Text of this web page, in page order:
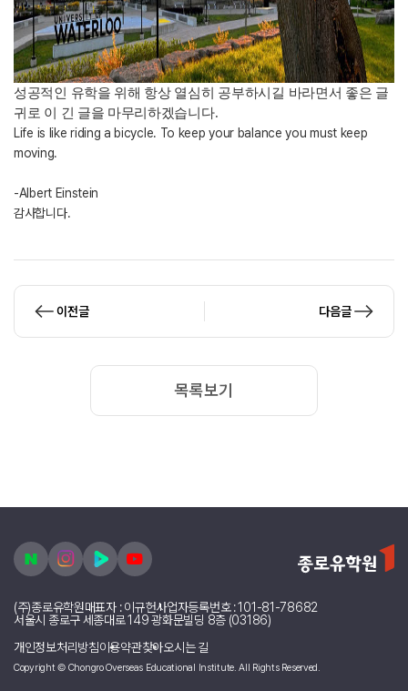
성공적인 유학을 위해 항상 열심히 공부하시길 바라면서 좋은 글
귀로 이 긴 글을 마무리하겠습니다.
Life is like riding a bicycle. To keep your balance you must keep
moving.
-Albert Einstein
감사합니다.
이전글 다음글
목록보기
(주)종로유학원대표자 : 이규헌사업자등록번호 : 101-81-78682
서울시 종로구 세종대로 149 광화문빌딩 8층 (03186)
개인정보처리방침이용약관찾아오시는 길
Copyright © Chongro Overseas Educational Institute. All Rights Reserved.